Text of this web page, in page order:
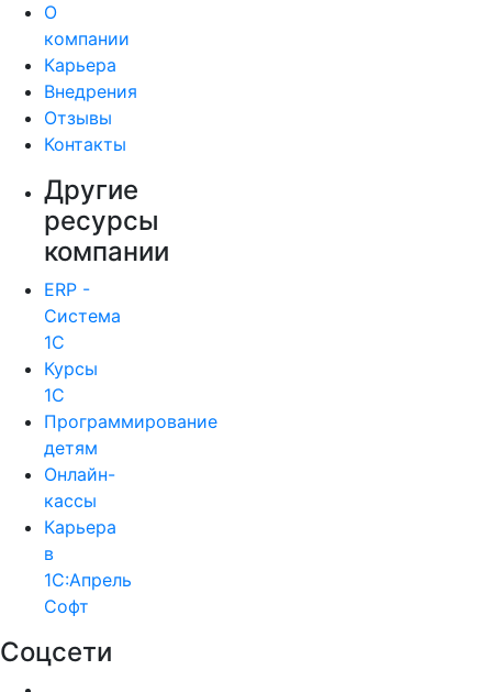
О
компании
Карьера
Внедрения
Отзывы
Контакты
Другие
ресурсы
компании
ERP -
Система
1С
Курсы
1С
Программирование
детям
Онлайн-
кассы
Карьера
в
1С:Апрель
Софт
Соцсети